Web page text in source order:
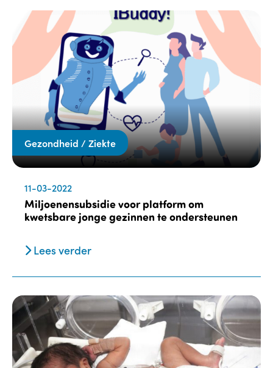
Gezondheid / Ziekte
11-03-2022
Miljoenensubsidie voor platform om
kwetsbare jonge gezinnen te ondersteunen
Lees verder